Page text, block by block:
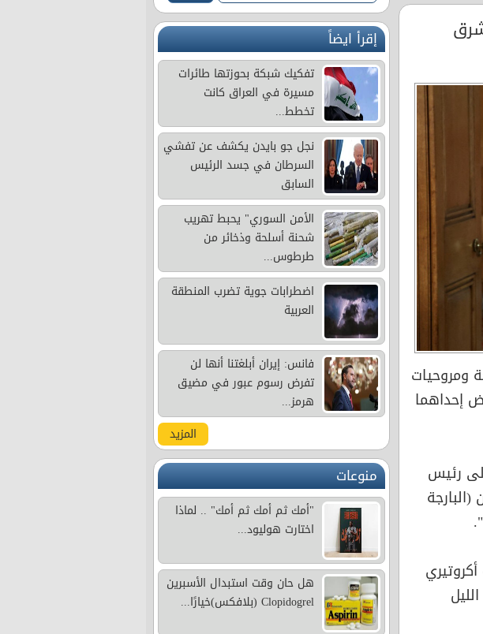
ومروحيات
إحداهما
رئيس
إقرأ ايضاً
تفكيك شبكة بحوزتها طائرات
مسيرة في العراق كانت
تخطط...
نجل جو بايدن يكشف عن تفشي
السرطان في جسد الرئيس
السابق
الأمن السوري" يحبط تهريب
شحنة أسلحة وذخائر من
طرطوس...
اضطرابات جوية تضرب المنطقة
العربية
فانس: إيران أبلغتنا أنها لن
تفرض رسوم عبور في مضيق
هرمز...
المزيد
منوعات
"أمك ثم أمك ثم أمك" .. لماذا
اختارت هوليود...
هل حان وقت استبدال الأسبرين
Clopidogrel (بلافكس)خيارًا...